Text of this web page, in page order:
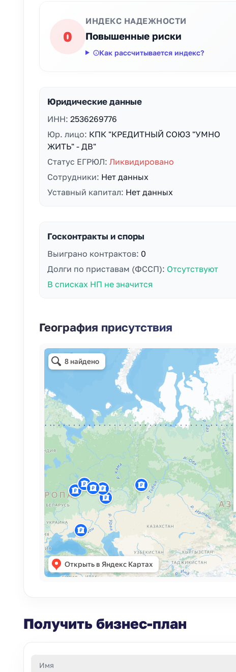
0
ИНДЕКС НАДЕЖНОСТИ
Повышенные риски
Как рассчитывается индекс?
Юридические данные
ИНН: 2536269776
Юр. лицо: КПК "КРЕДИТНЫЙ СОЮЗ "УМНО
ЖИТЬ" - ДВ"
Статус ЕГРЮЛ: Ликвидировано
Сотрудники: Нет данных
Уставный капитал: Нет данных
Госконтракты и споры
Выиграно контрактов: 0
Долги по приставам (ФССП): Отсутствуют
В списках НП не значится
География присутствия
Получить бизнес-план